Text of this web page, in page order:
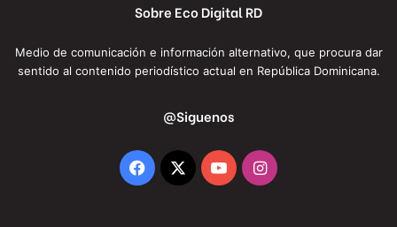
Sobre Eco Digital RD
Medio de comunicación e información alternativo, que procura dar
sentido al contenido periodístico actual en República Dominicana.
@Siguenos
Facebook
X YouTubeInstagram